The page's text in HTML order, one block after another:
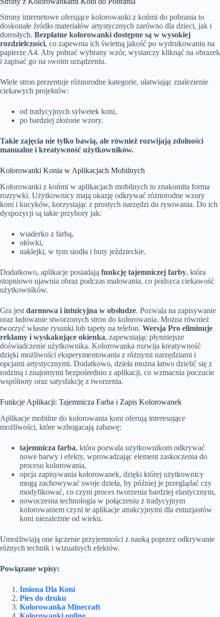
Strony internetowe oferujące kolorowanki z końmi do pobrania to
doskonałe źródło materiałów artystycznych zarówno dla dzieci, jak i
dorosłych. Bezpłatne kolorowanki dostępne są w wysokiej
rozdzielczości, co zapewnia ich świetną jakość po wydrukowaniu na
papierze A4. Aby pobrać wybrany wzór, wystarczy kliknąć na obrazek
i zapisać go na swoim urządzeniu.
Wiele stron prezentuje różnorodne kategorie, ułatwiając znalezienie
ciekawych projektów:
od tradycyjnych sylwetek koni,
po bardziej złożone wzory.
Takie zajęcia nie tylko bawią, ale również rozwijają zdolności
manualne i kreatywność użytkowników.
Kolorowanki Konia w Aplikacjach Mobilnych
Kolorowanki z końmi w aplikacjach mobilnych to znakomita forma
rozrywki. Użytkownicy mają okazję odkrywać różnorodne wzory
koni i kucyków, korzystając z prostych narzędzi do rysowania. Do ich
dyspozycji są takie przybory jak:
wiaderko z farbą,
ołówki,
naklejki, w tym siodła i buty jeździeckie.
Dodatkowo, aplikacje posiadają funkcję tajemniczej farby, która
stopniowo ujawnia obraz podczas malowania, co podsyca ciekawość
użytkowników.
Gra jest darmowa i intuicyjna w obsłudze. Pozwala na zapisywanie
oraz ładowanie stworzonych stron do kolorowania. Można również
tworzyć własne rysunki lub tapety na telefon. Wersja Pro eliminuje
reklamy i wyskakujące okienka, zapewniając płynniejsze
doświadczenie użytkownika. Kolorowanka rozwija kreatywność
dzięki możliwości eksperymentowania z różnymi narzędziami i
opcjami artystycznymi. Dodatkowo, dzieła można łatwo dzielić się z
rodziną i znajomymi bezpośrednio z aplikacji, co wzmacnia poczucie
wspólnoty oraz satysfakcję z tworzenia.
Funkcje Aplikacji: Tajemnicza Farba i Zapis Kolorowanek
Aplikacje mobilne do kolorowania koni oferują interesujące
możliwości, które wzbogacają zabawę:
tajemnicza farba, która pozwala użytkownikom odkrywać
nowe barwy i efekty, wprowadzając element zaskoczenia do
procesu kolorowania,
opcja zapisywania kolorowanek, dzięki której użytkownicy
mogą zachowywać swoje dzieła, by później je przeglądać czy
modyfikować, co czyni proces tworzenia bardziej elastycznym,
nowoczesna technologia w połączeniu z tradycyjnym
kolorowaniem czyni te aplikacje atrakcyjnymi dla entuzjastów
koni niezależnie od wieku.
Umożliwiają one łączenie przyjemności z nauką poprzez odkrywanie
różnych technik i wizualnych efektów.
Powiązane wpisy:
Imiona Dla Koni
Pies do druku
Kolorowanka Minecraft